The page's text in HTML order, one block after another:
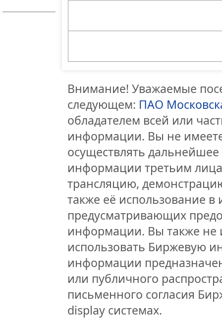
Внимание! Уважаемые
следующем: ПАО
обладателем всей или
информации. Вы не
осуществлять
информации третьим
трансляцию,
также её использование
предусматривающих
информации. Вы также не
использовать Биржевую
информации
или публичного
письменного согласия
display системах.